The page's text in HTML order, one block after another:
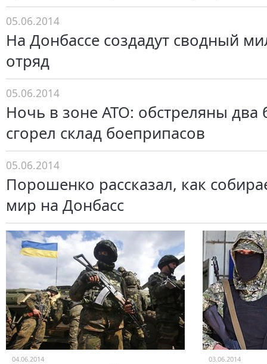
05.06.2014
На Донбассе создадут сводный
отряд
05.06.2014
Ночь в зоне АТО: обстреляны два
сгорел склад боеприпасов
05.06.2014
Порошенко рассказал, как
мир на Донбасс
04.06.2014 03.06.2014